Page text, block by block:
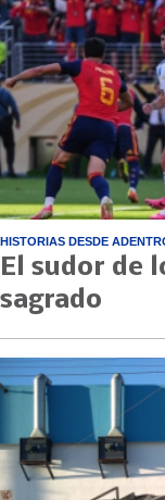
HISTORIAS DESDE
El sudor de
sagrado